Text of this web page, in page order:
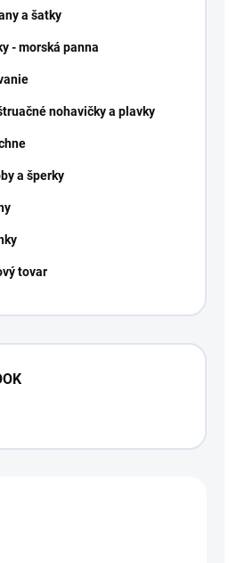
a šatky
- morská panna
nohavičky a plavky
a šperky
tovar